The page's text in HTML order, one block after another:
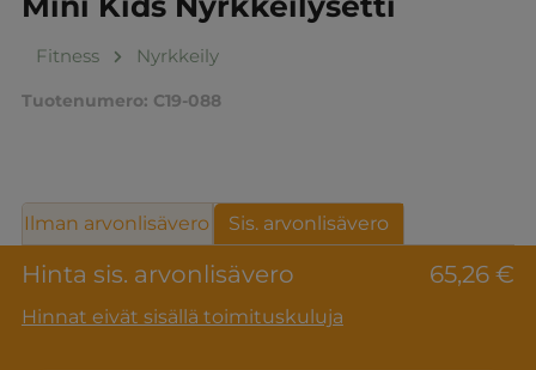
Fitness Nyrkkeily
Tuotenumero: C19-088
Hinta sis. arvonlisävero 65,26 €
Hinnat eivät sisällä toimituskuluja
Ilman arvonlisävero Sis. arvonlisävero